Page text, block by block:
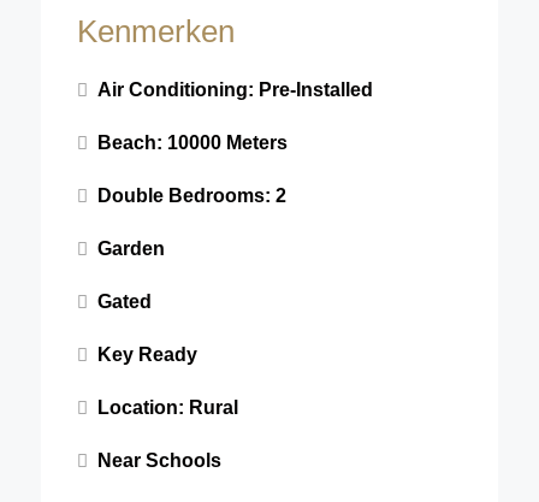
Kenmerken
Air Conditioning: Pre-Installed
Beach: 10000 Meters
Double Bedrooms: 2
Garden
Gated
Key Ready
Location: Rural
Near Schools